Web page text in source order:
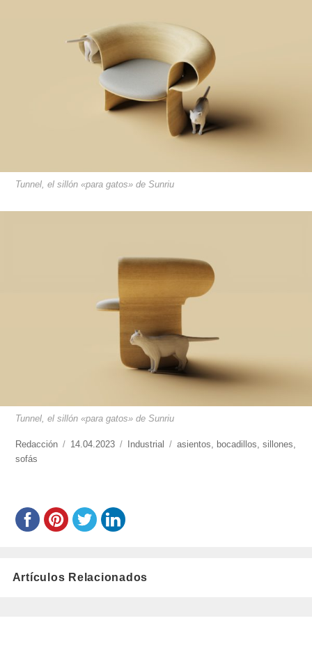
Tunnel, el sillón «para gatos» de Sunriu
Tunnel, el sillón «para gatos» de Sunriu
https://www.experimenta.es/author/redaccion/
Redacción
Publicado
14.04.2023 Categorías
Industrial Etiquetas
asientos bocadillos ,sillones
sofás
Artículos Relacionados